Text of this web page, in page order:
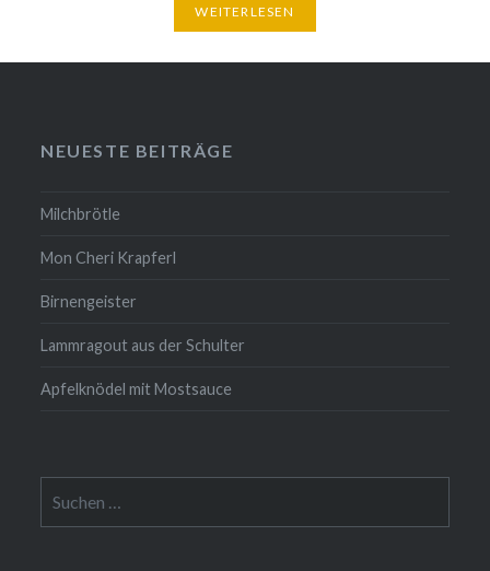
WEITERLESEN
NEUESTE BEITRÄGE
Milchbrötle
Mon Cheri Krapferl
Birnengeister
Lammragout aus der Schulter
Apfelknödel mit Mostsauce
nach: